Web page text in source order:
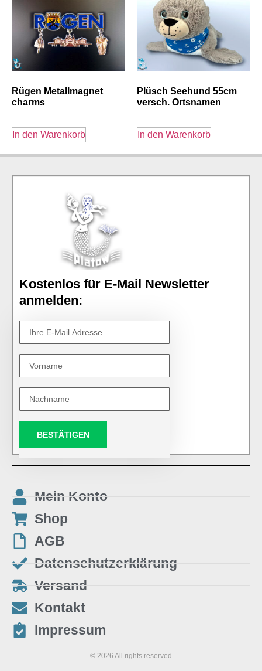
Rügen Metallmagnet
charms
In den Warenkorb
Plüsch Seehund 55cm
versch. Ortsnamen
In den Warenkorb
Kostenlos für E-Mail Newsletter
anmelden:
BESTÄTIGEN
Mein Konto
Shop
AGB
Datenschutzerklärung
Versand
Kontakt
Impressum
© 2026 All rights reserved